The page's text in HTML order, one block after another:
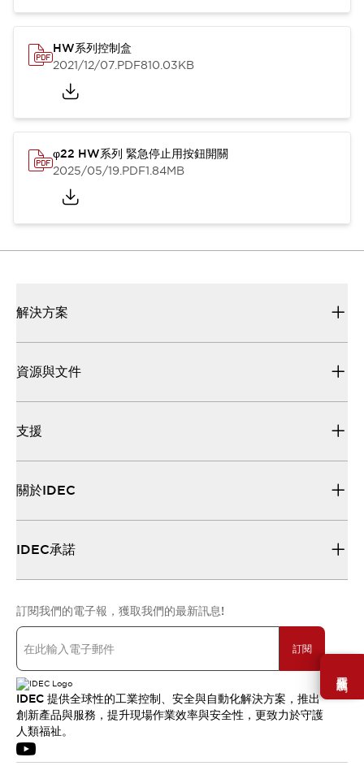
需要幫助嗎？
HW系列控制盒
2021/12/07.PDF810.03KB
φ22 HW系列 緊急停止用按鈕開關
2025/05/19.PDF1.84MB
解決方案
資源與文件
支援
關於IDEC
IDEC承諾
訂閱我們的電子報，獲取我們的最新訊息!
訂閱
IDEC 提供全球性的工業控制、安全與自動化解決方案，推出
創新產品與服務，提升現場作業效率與安全性，更致力於守護
人類福祉。